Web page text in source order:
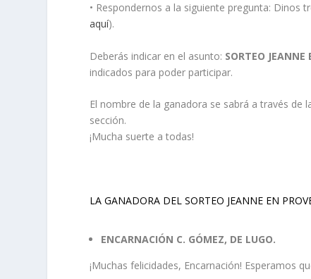
• Respondernos a la siguiente pregunta: Dinos
aquí).
Deberás indicar en el asunto: SORTEO JEANNE
indicados para poder participar.
El nombre de la ganadora se sabrá a través de
sección.
¡Mucha suerte a todas!
LA GANADORA DEL SORTEO JEANNE EN
ENCARNACIÓN C. GÓMEZ, DE LUGO.
¡Muchas felicidades, Encarnación! Esperamos